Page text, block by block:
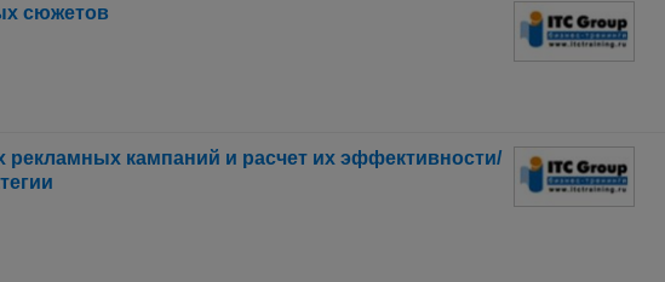
сюжетов
рекламных кампаний и расчет их эффективности/